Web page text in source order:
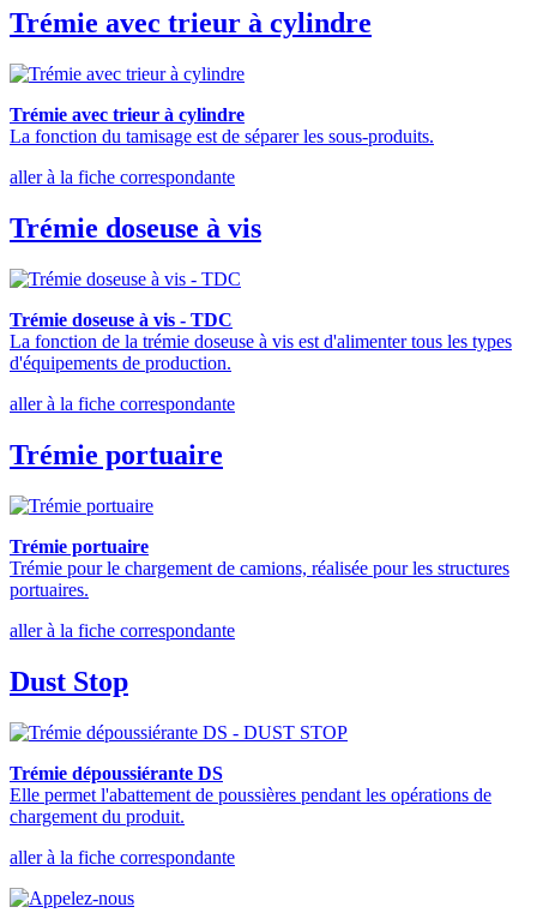
Trémie avec trieur à cylindre
Trémie avec trieur à cylindre
La fonction du tamisage est de séparer les sous-produits.
aller à la fiche correspondante
Trémie doseuse à vis
Trémie doseuse à vis - TDC
La fonction de la trémie doseuse à vis est d'alimenter tous les types
d'équipements de production.
aller à la fiche correspondante
Trémie portuaire
Trémie portuaire
Trémie pour le chargement de camions, réalisée pour les structures
portuaires.
aller à la fiche correspondante
Dust Stop
Trémie dépoussiérante DS
Elle permet l'abattement de poussières pendant les opérations de
chargement du produit.
aller à la fiche correspondante